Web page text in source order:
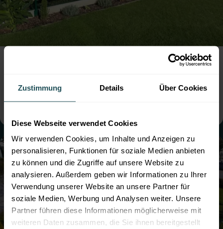
Zustimmung Details Über Cookies
Diese Webseite verwendet Cookies
Wir verwenden Cookies, um Inhalte und Anzeigen zu
personalisieren, Funktionen für soziale Medien anbieten
zu können und die Zugriffe auf unsere Website zu
analysieren. Außerdem geben wir Informationen zu Ihrer
Verwendung unserer Website an unsere Partner für
soziale Medien, Werbung und Analysen weiter. Unsere
Partner führen diese Informationen möglicherweise mit
weiteren Daten zusammen, die Sie ihnen bereitgestellt
● Montage:
Aufgedübelt ● Steher: Standard